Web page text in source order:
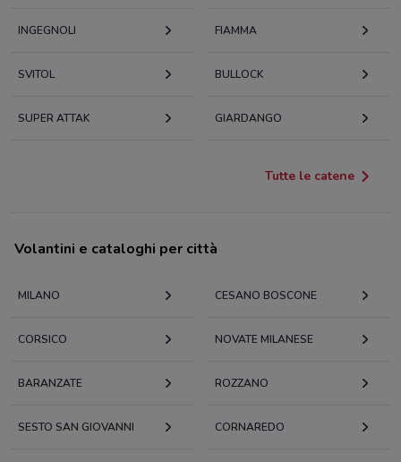
INGEGNOLI FIAMMA
SVITOL BULLOCK
SUPER ATTAK GIARDANGO
Tutte le catene
Volantini e cataloghi per città
MILANO CESANO BOSCONE
CORSICO NOVATE MILANESE
BARANZATE ROZZANO
SESTO SAN GIOVANNI CORNAREDO